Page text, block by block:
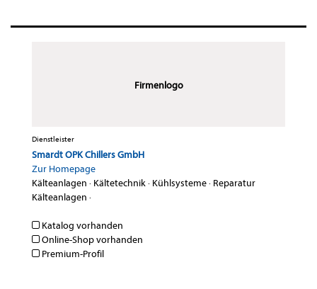
Firmenlogo
Dienstleister
Smardt OPK Chillers GmbH
Zur Homepage
Kälteanlagen · Kältetechnik· Kühlsysteme· Reparatur
Kälteanlagen ·
Katalog vorhanden
Online-Shop vorhanden
Premium-Profil